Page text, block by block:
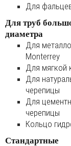
Для
Для труб
диаметра
Для
Monterrey
Для мягкой
Для
черепицы
Для
черепицы
Кольцо
Стандартные